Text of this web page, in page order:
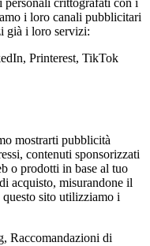
i loro canali pubblicitari
già i loro servizi:
Printerest, TikTok
mostrarti pubblicità
contenuti sponsorizzati
o prodotti in base al tuo
acquisto, misurandone il
questo sito utilizziamo i
Raccomandazioni di